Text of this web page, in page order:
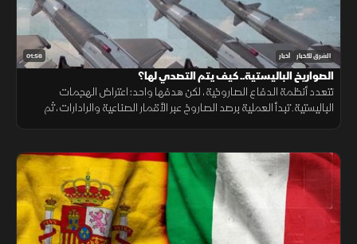
01:56 الشرق للأخبار أخبار
الصواريخ الباليستية.. كيف يتم التصدي لها؟
تتعدد أنظمة الدفاع الصاروخية، لكن هدفها واحد: اعتراض الهجمات
الباليستية. تبدأ العملية برصد الصاروخ عبر الأقمار الصناعية والرادارات، ثم